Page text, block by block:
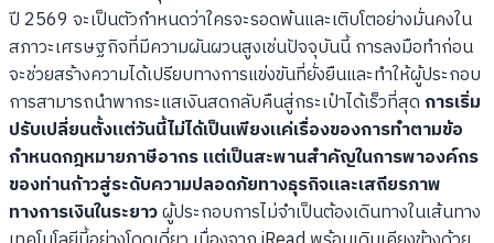
ปี 2569 จะเป็นตัวกำหนดว่าใครจะรอดพ้นและเติบโตอย่างมั่นคงใน
สภาวะเศรษฐกิจที่มีความผันผวนสูงเช่นปัจจุบันนี้ การลงมือทำก่อน
จะช่วยสร้างความได้เปรียบทางการแข่งขันที่ยั่งยืนและทำให้ผู้ประกอบ
การสามารถนำพากระแสเงินสดกลับคืนสู่กระเป๋าได้เร็วที่สุดการเริ่ม
ปรับเปลี่ยนตั้งแต่วันนี้ไม่ได้เป็นเพียงแค่เรื่องของการทำตามข้อ
กำหนดกฎหมายภาษีอากร แต่เป็นสะพานสำคัญในการพาองค์กร
ของท่านก้าวสู่ระดับความปลอดภัยทางธุรกิจและเสถียรภาพ
ทางการเงินในระยาวผู้ประกอบการไม่จำเป็นต้องเดินทางในเส้นทาง